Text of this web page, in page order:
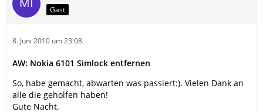
Gast
8. Juni 2010 um 23:08
AW: Nokia 6101 Simlock entfernen
So, habe gemacht, abwarten was passiert:). Vielen Dank an
alle die geholfen haben!
Gute Nacht.